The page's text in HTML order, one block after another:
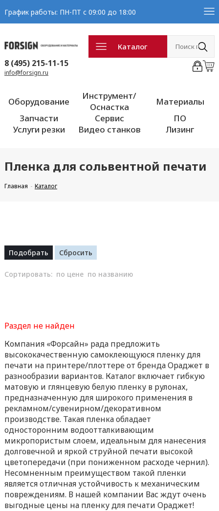
График работы: ПН-ПТ с 09:00 до 18:00
Каталог
8 (495) 215-11-15
info@forsign.ru
Оборудование
Инструмент/
Оснастка
Материалы
Запчасти
Сервис
ПО
Услуги резки
Видео станков Лизинг
Пленка для сольвентной печати
Главная Каталог
Сортировать: по цене по названию
Раздел не найден
Компания «Форсайн» рада предложить
высококачественную самоклеющуюся пленку для
печати на принтере/плоттере от бренда Ораджет в
разнообразии вариантов. Каталог включает гибкую
матовую и глянцевую белую пленку в рулонах,
предназначенную для широкого применения в
рекламном/сувенирном/декоративном
производстве. Такая пленка обладает
односторонним водоотталкивающим
микропористым слоем, идеальным для нанесения
долговечной и яркой струйной печати высокой
цветопередачи (при пониженном расходе чернил).
Несомненным преимуществом такой пленки
является отличная устойчивость к механическим
повреждениям. В нашей компании Вас ждут очень
выгодные цены на пленку для печати Ораджет!